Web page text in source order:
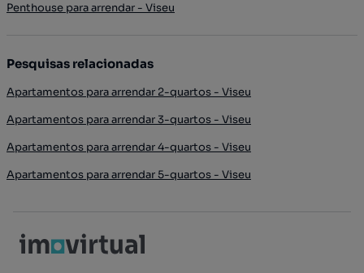
Penthouse para arrendar - Viseu
Pesquisas relacionadas
Apartamentos para arrendar 2-quartos - Viseu
Apartamentos para arrendar 3-quartos - Viseu
Apartamentos para arrendar 4-quartos - Viseu
Apartamentos para arrendar 5-quartos - Viseu